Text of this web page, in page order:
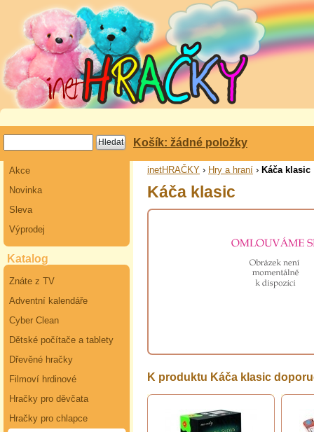
Košík: žádné položky
Akce
Novinka
Sleva
Výprodej
Katalog
Znáte z TV
Adventní kalendáře
Cyber Clean
Dětské počítače a tablety
Dřevěné hračky
Filmoví hrdinové
Hračky pro děvčata
Hračky pro chlapce
inetHRAČKY › Hry a hraní › Káča klasic
Káča klasic
K produktu Káča klasic